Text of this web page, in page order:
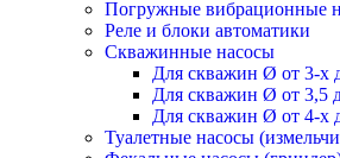
Погружные вибрационные
Реле и блоки автоматики
Скважинные насосы
Для скважин Ø от 3-х
Для скважин Ø от 3,5
Для скважин Ø от 4-х
Туалетные насосы